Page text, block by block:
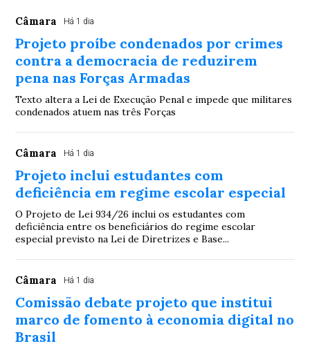
Câmara Há 1 dia
Projeto proíbe condenados por crimes
contra a democracia de reduzirem
pena nas Forças Armadas
Texto altera a Lei de Execução Penal e impede que militares
condenados atuem nas três Forças
Câmara Há 1 dia
Projeto inclui estudantes com
deficiência em regime escolar especial
O Projeto de Lei 934/26 inclui os estudantes com
deficiência entre os beneficiários do regime escolar
especial previsto na Lei de Diretrizes e Base...
Câmara Há 1 dia
Comissão debate projeto que institui
marco de fomento à economia digital no
Brasil